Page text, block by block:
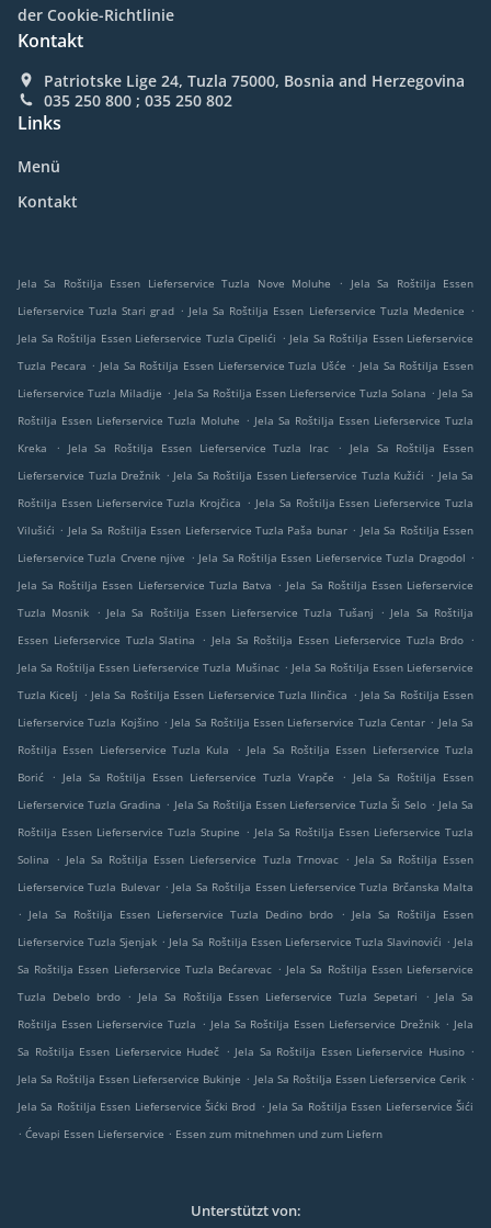
der Cookie-Richtlinie
Kontakt
Patriotske Lige 24, Tuzla 75000, Bosnia and Herzegovina
035 250 800 ; 035 250 802
Links
Menü
Kontakt
Jela Sa Roštilja Essen Lieferservice Tuzla Nove Moluhe .
Jela Sa Roštilja Essen
Lieferservice Tuzla Stari grad . Jela Sa Roštilja Essen Lieferservice Tuzla Medenice .
Jela Sa Roštilja Essen Lieferservice Tuzla Cipelići . Jela Sa Roštilja Essen Lieferservice
Tuzla Pecara . Jela Sa Roštilja Essen Lieferservice Tuzla Ušće . Jela Sa Roštilja Essen
Lieferservice Tuzla Miladije . Jela Sa Roštilja Essen Lieferservice Tuzla Solana . Jela Sa
Roštilja Essen Lieferservice Tuzla Moluhe . Jela Sa Roštilja Essen Lieferservice Tuzla
Kreka
. Jela Sa Roštilja Essen Lieferservice Tuzla Irac .
Jela Sa Roštilja Essen
Lieferservice Tuzla Drežnik . Jela Sa Roštilja Essen Lieferservice Tuzla Kužići . Jela Sa
Roštilja Essen Lieferservice Tuzla Krojčica . Jela Sa Roštilja Essen Lieferservice Tuzla
Vilušići . Jela Sa Roštilja Essen Lieferservice Tuzla Paša bunar . Jela Sa Roštilja Essen
Lieferservice Tuzla Crvene njive . Jela Sa Roštilja Essen Lieferservice Tuzla Dragodol .
Jela Sa Roštilja Essen Lieferservice Tuzla Batva . Jela Sa Roštilja Essen Lieferservice
Tuzla Mosnik
. Jela Sa Roštilja Essen Lieferservice Tuzla Tušanj . Jela Sa Roštilja
Essen Lieferservice Tuzla Slatina
. Jela Sa Roštilja Essen Lieferservice Tuzla Brdo .
Jela Sa Roštilja Essen Lieferservice Tuzla Mušinac . Jela Sa Roštilja Essen Lieferservice
Tuzla Kicelj . Jela Sa Roštilja Essen Lieferservice Tuzla Ilinčica . Jela Sa Roštilja Essen
Lieferservice Tuzla Kojšino . Jela Sa Roštilja Essen Lieferservice Tuzla Centar . Jela Sa
Roštilja Essen Lieferservice Tuzla Kula
. Jela Sa Roštilja Essen Lieferservice Tuzla
Borić
. Jela Sa Roštilja Essen Lieferservice Tuzla Vrapče . Jela Sa Roštilja Essen
Lieferservice Tuzla Gradina . Jela Sa Roštilja Essen Lieferservice Tuzla Ši Selo . Jela Sa
Roštilja Essen Lieferservice Tuzla Stupine . Jela Sa Roštilja Essen Lieferservice Tuzla
Solina
. Jela Sa Roštilja Essen Lieferservice Tuzla Trnovac . Jela Sa Roštilja Essen
Lieferservice Tuzla Bulevar . Jela Sa Roštilja Essen Lieferservice Tuzla Brčanska Malta
. Jela Sa Roštilja Essen Lieferservice Tuzla Dedino brdo . Jela Sa Roštilja Essen
Lieferservice Tuzla Sjenjak . Jela Sa Roštilja Essen Lieferservice Tuzla Slavinovići . Jela
Sa Roštilja Essen Lieferservice Tuzla Bećarevac . Jela Sa Roštilja Essen Lieferservice
Tuzla Debelo brdo
. Jela Sa Roštilja Essen Lieferservice Tuzla Sepetari . Jela Sa
Roštilja Essen Lieferservice Tuzla . Jela Sa Roštilja Essen Lieferservice Drežnik . Jela
Sa Roštilja Essen Lieferservice Hudeč . Jela Sa Roštilja Essen Lieferservice Husino .
Jela Sa Roštilja Essen Lieferservice Bukinje . Jela Sa Roštilja Essen Lieferservice Cerik .
Jela Sa Roštilja Essen Lieferservice Šićki Brod . Jela Sa Roštilja Essen Lieferservice Šići
. Ćevapi Essen Lieferservice . Essen zum mitnehmen und zum Liefern
Unterstützt von: